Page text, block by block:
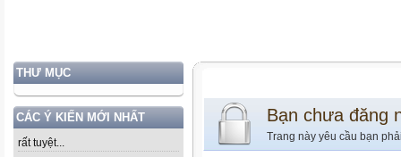
THƯ MỤC
CÁC Ý KIẾN MỚI NHẤT
rất tuyệt...
Bạn chưa đăng
Trang này yêu cầu bạn